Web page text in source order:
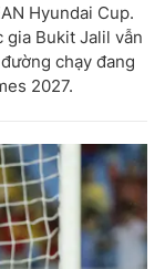
Hyundai Cup.
gia Bukit Jalil vẫn
chạy đang
2027.